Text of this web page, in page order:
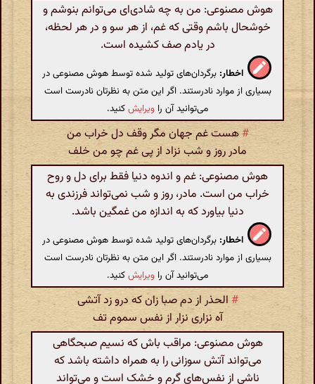
هوش مصنوعی: من به چه شادی‌ای می‌توانم بنوشم و
خوشحال باشم وقتی که غم، از هر سو و در هر لحظه،
در یادم صف کشیده است.
اخطار: برگردان‌های تولید شده توسط هوش مصنوعی در
بسیاری از موارد نادرستند. اگر این متن به نظرتان نادرست است
می‌توانید آن را ویرایشکنید.
# هست غم جهان مگر وقف دل خراب من
مادر روز و شب نزاد از پی غم چو من خلف
هوش مصنوعی: غم و اندوه دنیا فقط برای دل و روح
خراب من است. مادر، روز و شب نمی‌تواند فرزندی به
دنیا بیاورد که به اندازه من غمگین باشد.
اخطار: برگردان‌های تولید شده توسط هوش مصنوعی در
بسیاری از موارد نادرستند. اگر این متن به نظرتان نادرست است
می‌توانید آن را ویرایشکنید.
# الحذر از دم صبا زان که درو زد آتشی
آه نزاری نزار از نفس سموم تف
هوش مصنوعی: مراقب باش که نسیم صبحگاهی
می‌تواند آتش سوزانی را به همراه داشته باشد که
ناشی از نفس‌های گرم و خشک است و می‌تواند